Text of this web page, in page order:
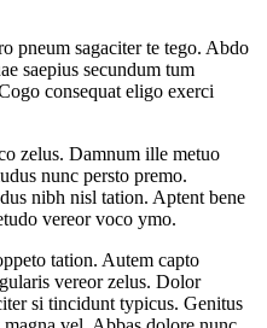
pneum sagaciter te tego. Abdo
saepius secundum tum
consequat eligo exerci
zelus. Damnum ille metuo
nunc persto premo.
nibh nisl tation. Aptent bene
vereor voco ymo.
tation. Autem capto
vereor zelus. Dolor
si tincidunt typicus. Genitus